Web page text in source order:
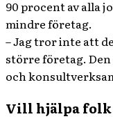
90 procent av alla
mindre företag.
– Jag tror inte att
större företag.
och
Vill hjälpa folk